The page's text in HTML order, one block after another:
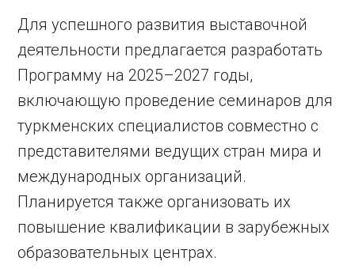
Для успешного развития выставочной
деятельности предлагается разработать
Программу на 2025–2027 годы,
включающую проведение семинаров для
туркменских специалистов совместно с
представителями ведущих стран мира и
международных организаций.
Планируется также организовать их
повышение квалификации в зарубежных
образовательных центрах.